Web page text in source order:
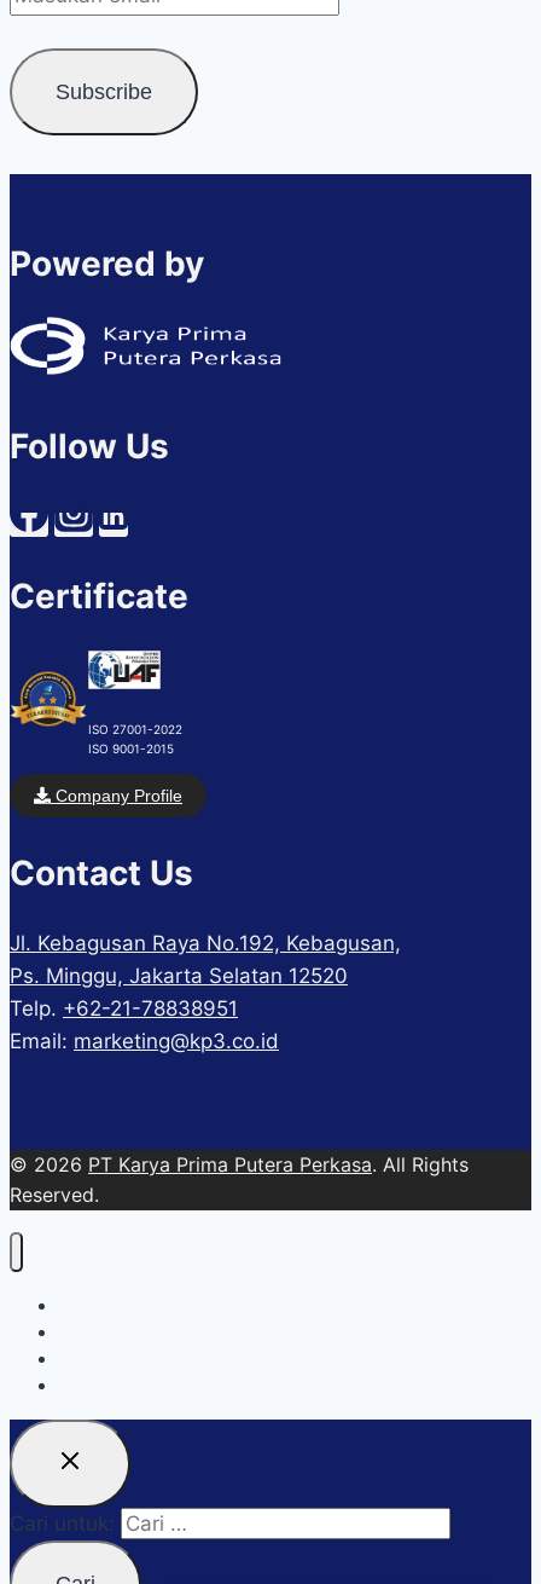
Powered by
Follow Us
Certificate
ISO 27001-2022
ISO 9001-2015
Company Profile
Contact Us
Jl. Kebagusan Raya No.192, Kebagusan,
Ps. Minggu, Jakarta Selatan 12520
Telp. +62-21-78838951
Email: marketing@kp3.co.id
© 2026 PT Karya Prima Putera Perkasa. All Rights
Reserved.
Cari untuk: